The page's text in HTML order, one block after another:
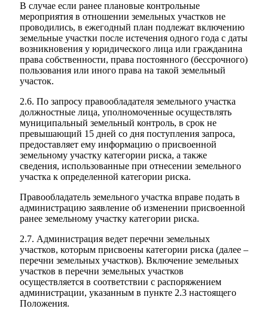
В случае если ранее плановые контрольные
мероприятия в отношении земельных участков не
проводились, в ежегодный план подлежат включению
земельные участки после истечения одного года с даты
возникновения у юридического лица или гражданина
права собственности, права постоянного (бессрочного)
пользования или иного права на такой земельный
участок.
2.6. По запросу правообладателя земельного участка
должностные лица, уполномоченные осуществлять
муниципальный земельный контроль, в срок не
превышающий 15 дней со дня поступления запроса,
предоставляет ему информацию о присвоенной
земельному участку категории риска, а также
сведения, использованные при отнесении земельного
участка к определенной категории риска.
Правообладатель земельного участка вправе подать в
администрацию заявление об изменении присвоенной
ранее земельному участку категории риска.
2.7. Администрация ведет перечни земельных
участков, которым присвоены категории риска (далее –
перечни земельных участков). Включение земельных
участков в перечни земельных участков
осуществляется в соответствии с распоряжением
администрации, указанным в пункте 2.3 настоящего
Положения.
камера